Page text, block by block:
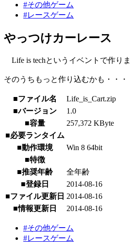
#その他ゲーム
#レースゲーム
やっつけカーレース
Life is techというイベントで作りま
そのうちもっと作り込むかも・・・
■ファイル名
Life_is_Cart.zip
■バージョン
1.0
■容量
257,372 KByte
■必要ランタイム
■動作環境
Win 8 64bit
■特徴
■推奨年齢
全年齢
■登録日
2014-08-16
■ファイル更新日 2014-08-16
■情報更新日
2014-08-16
#その他ゲーム
#レースゲーム